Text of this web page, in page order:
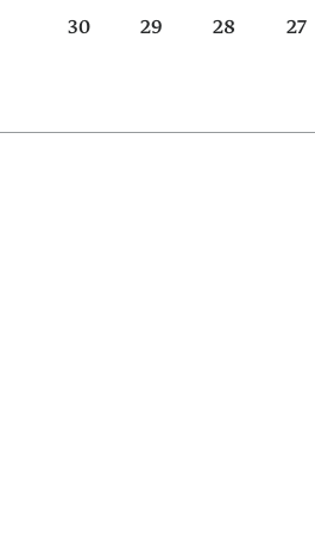
27
28
29
30